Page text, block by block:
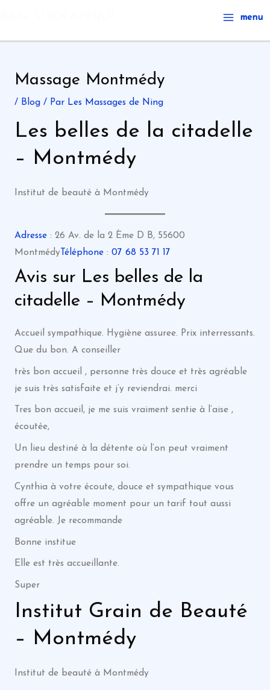
contenu
Main
Menu
menu
Massage Montmédy
/ Blog/ Par Les Massages de Ning
Les belles de la citadelle
– Montmédy
Institut de beauté à Montmédy
Adresse: 26 Av. de la 2 Ème D B, 55600
Montmédy Téléphone: 07 68 53 71 17
Avis sur Les belles de la
citadelle – Montmédy
Accueil sympathique. Hygiène assuree. Prix interressants.
Que du bon. A conseiller
très bon accueil , personne très douce et très agréable
je suis très satisfaite et j’y reviendrai. merci
Tres bon accueil, je me suis vraiment sentie à l’aise ,
écoutée,
Un lieu destiné à la détente où l’on peut vraiment
prendre un temps pour soi.
Cynthia à votre écoute, douce et sympathique vous
offre un agréable moment pour un tarif tout aussi
agréable. Je recommande
Bonne institue
Elle est très accueillante.
Super
Institut Grain de Beauté
– Montmédy
Institut de beauté à Montmédy